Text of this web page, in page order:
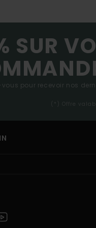
SUR
pour recevoir nos
(*) Offre